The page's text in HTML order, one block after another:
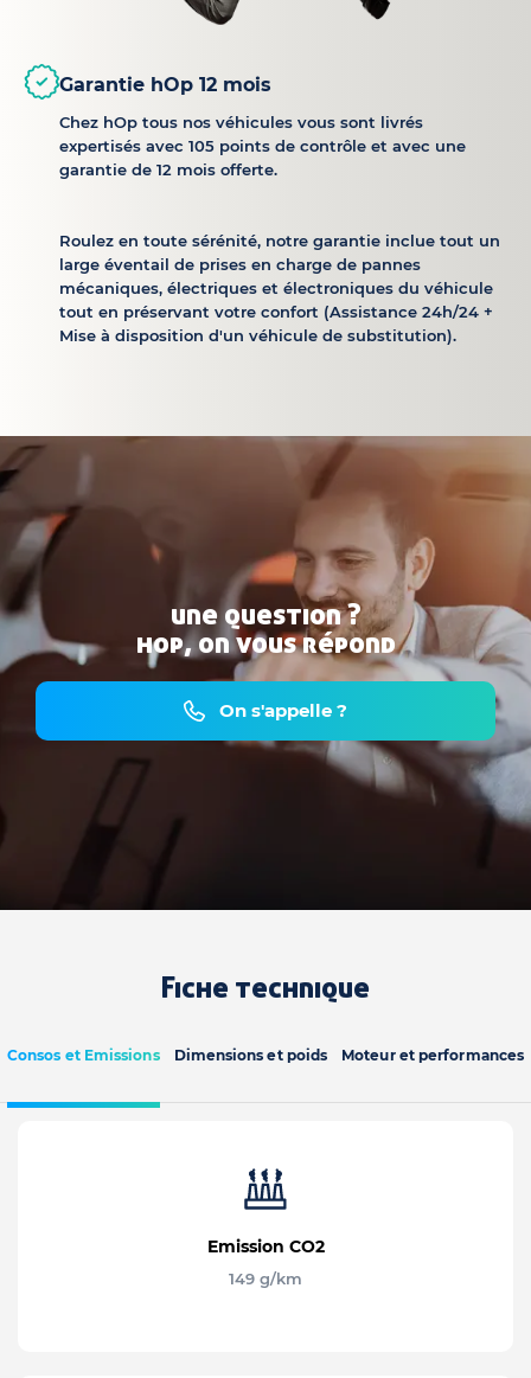
Garantie hOp 12 mois
Chez hOp tous nos véhicules vous sont livrés
expertisés avec 105 points de contrôle et avec une
garantie de 12 mois offerte.
Roulez en toute sérénité, notre garantie inclue tout un
large éventail de prises en charge de pannes
mécaniques, électriques et électroniques du véhicule
tout en préservant votre confort (Assistance 24h/24 +
Mise à disposition d'un véhicule de substitution).
une question ?
hop, on vous répond
On s'appelle ?
Fiche technique
Consos et Emissions Dimensions et poids Moteur et performances
Emission CO2
149 g/km